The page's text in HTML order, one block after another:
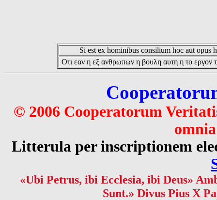
Si est ex hominibus consilium hoc aut opus
Οτι εαν η εξ ανθρωπων η βουλη αυτη η το εργον
© 2006 Cooperatorum
Litterula per inscriptionem
«Ubi Petrus, ibi Ecclesia, ibi Deus»
Sunt.» Divus Pius X